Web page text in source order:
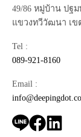
49/86 หมู่บ้าน ปฐ
แขวงทวีวัฒนา เข
Tel :
089-921-8160
Email :